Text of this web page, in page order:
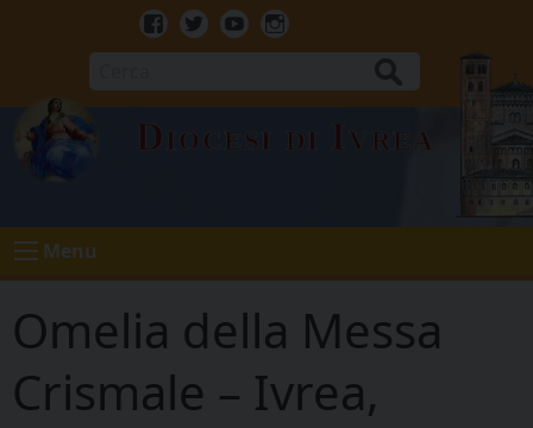
Facebook
TwitterYoutubeInstagram
Diocesi di Ivrea
Menu
Omelia della Messa
Crismale – Ivrea,